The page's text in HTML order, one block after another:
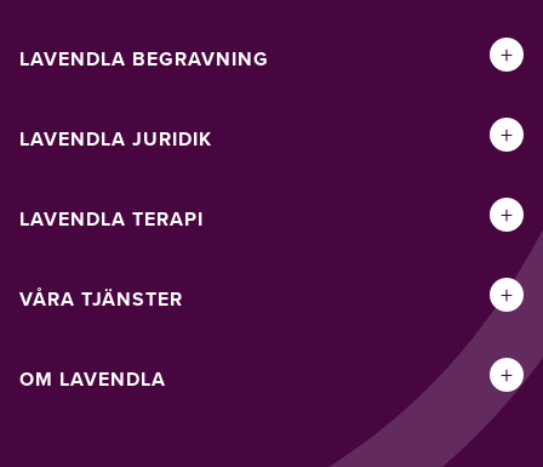
LAVENDLA BEGRAVNING +
LAVENDLA JURIDIK +
LAVENDLA TERAPI +
VÅRA TJÄNSTER +
OM LAVENDLA +